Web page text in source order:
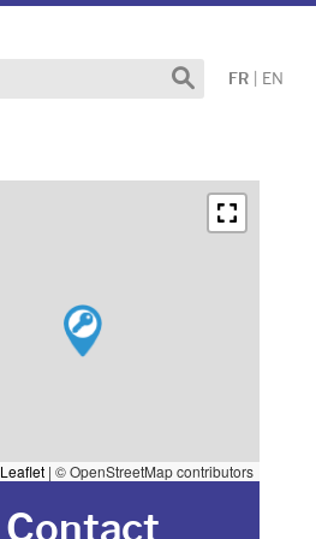
Effectuer
FR | EN
Leaflet | © OpenStreetMap contributors
Contact